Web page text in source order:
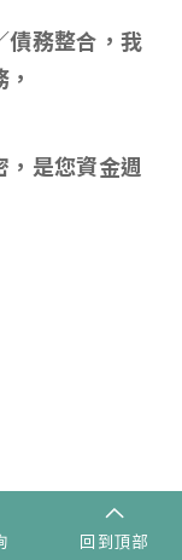
債務整合，我
，是您資金週
回到頂部